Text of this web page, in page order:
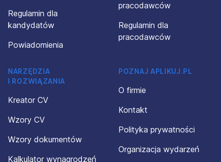
Regulamin dla
kandydatów
Powiadomienia
pracodawców
Regulamin dla
pracodawców
NARZĘDZIA
I ROZWIĄZANIA
Kreator CV
Wzory CV
Wzory dokumentów
Kalkulator wynagrodzeń
POZNAJ APLIKUJ.PL
O firmie
Kontakt
Polityka prywatności
Organizacja wydarzeń